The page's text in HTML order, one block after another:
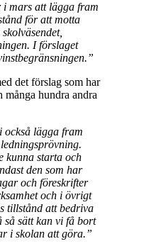
i mars att lägga fram
för att motta
I förslaget
det förslag som har
många hundra andra
också lägga fram
kunna starta och
den som har
och föreskrifter
och i övrigt
tillstånd att bedriva
så sätt kan vi få bort
i skolan att göra.”